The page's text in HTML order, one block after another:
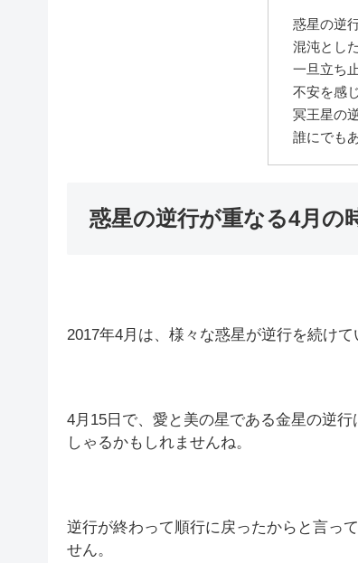
惑星の逆
混沌とし
一旦立ち
不安を感
冥王星の
誰にでも
惑星の逆行が重なる4月の
2017年4月は、様々な惑星が逆行を続けて
4月15日で、愛と美の星である金星の逆
しゃるかもしれませんね。
逆行が終わって順行に戻ったからと言っ
せん。